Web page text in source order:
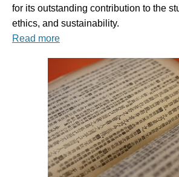
for its outstanding contribution to the
ethics, and sustainability.
Read more